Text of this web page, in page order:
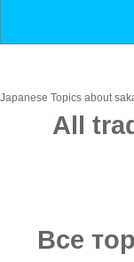
Japanese Topics about
All
Все